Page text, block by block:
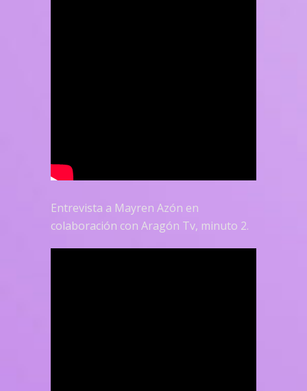
Entrevista a Mayren Azón en
colaboración con Aragón Tv, minuto 2.